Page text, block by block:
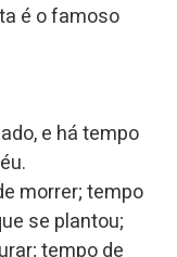
é o famoso
e há tempo
morrer; tempo
se plantou;
tempo de